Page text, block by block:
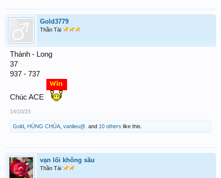
Gold3779
Thần Tài
Thành - Long
37
937 - 737
Chúc ACE
14/10/23
Gold HÙNG CHÙA vanlieu@. and 10 others like this.
vạn lối không sầu
Thần Tài